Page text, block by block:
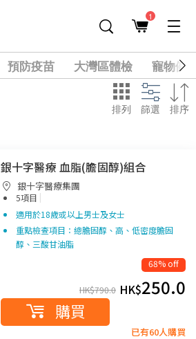
1
預防疫苗 大灣區體檢
寵物健
排列 篩選 排序
銀十字醫療 血脂(膽固醇)組合
銀十字醫療集團
5項目 |
適用於18歲或以上男士及女士
重點檢查項目：總膽固醇、高、低密度膽固
醇、三酸甘油脂
68% off
HK$790.0 HK$250.0
購買
已有60人購買